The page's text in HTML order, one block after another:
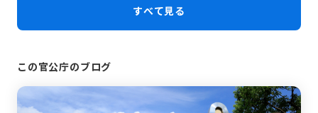
すべて見る
この官公庁のブログ